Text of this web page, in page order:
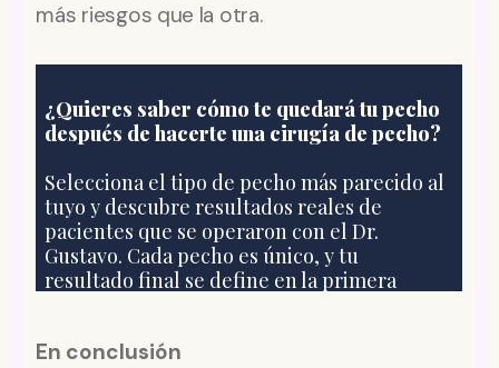
más riesgos que la otra.
En conclusión